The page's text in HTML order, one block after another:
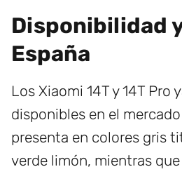
Disponibilidad
España
Los Xiaomi 14T y 14T Pro
disponibles en el
presenta en colores gris
verde limón, mientras que